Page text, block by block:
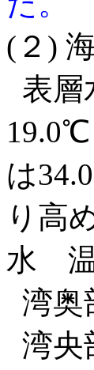
(２)
表層
は
り高
水
湾
湾